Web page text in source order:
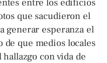
entre los edificios
que sacudieron el
generar esperanza el
de que medios locales
con vida de